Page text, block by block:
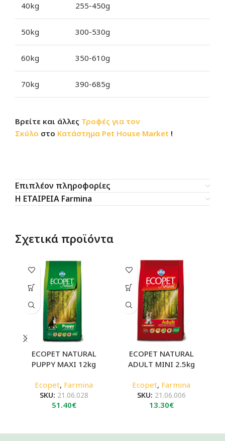
40kg 255-450g
50kg 300-530g
60kg 350-610g
70kg 390-685g
Βρείτε και άλλες Τροφές για τον
Σκύλο στο Κατάστημα Pet House Market !
Επιπλέον πληροφορίες
Η ΕΤΑΙΡΕΙΑ Farmina
Σχετικά προϊόντα
ECOPET NATURAL
PUPPY MAXI 12kg
Ecopet, Farmina
SKU: 21.06.028
51.40€
ECOPET NATURAL
ADULT MINI 2.5kg
Ecopet, Farmina
SKU: 21.06.006
13.30€